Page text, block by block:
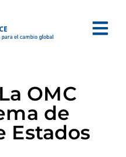
OMC
de
Estados